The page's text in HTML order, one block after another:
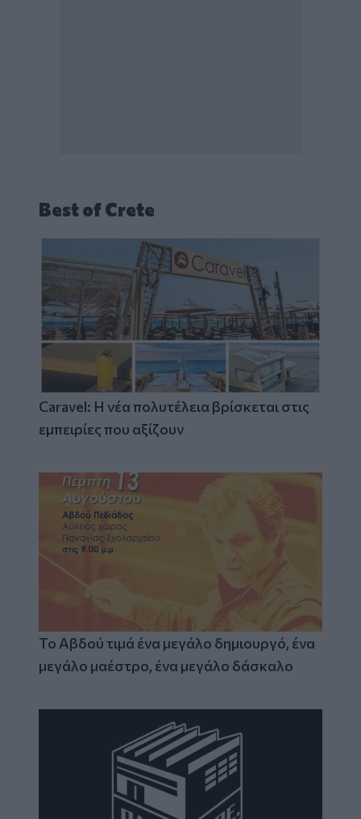
Best of Crete
Caravel: Η νέα πολυτέλεια βρίσκεται στις
εμπειρίες που αξίζουν
Το Αβδού τιμά ένα μεγάλο δημιουργό, ένα
μεγάλο μαέστρο, ένα μεγάλο δάσκαλο